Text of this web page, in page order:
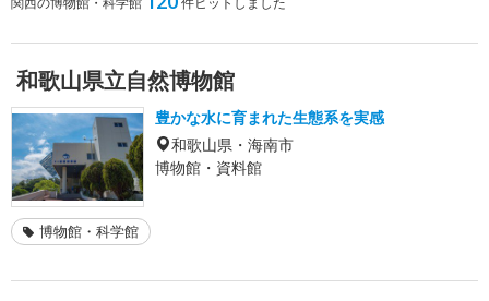
和歌山県立自然博物館
豊かな水に育まれた生態系を実感
和歌山県・海南市
博物館・資料館
博物館・科学館